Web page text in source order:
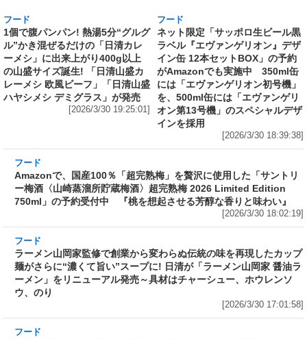
の山盛サイズ誕生! 「日清山盛カ
レーメシ 欧風ビーフ」「日清山盛
ハヤシメシ デミグラス」が発売
[2026/3/30 19:25:01]
がAmazonでも実施中 350ml缶
には「エヴァンゲリオン初号機」
を、500ml缶には「エヴァンゲリ
オン第13号機」のスペシャルデザ
インを採用
[2026/3/30 18:39:38]
フード
Amazonで、国産100％「超完熟梅」を贅沢に使
用した「サントリー梅酒〈山崎蒸溜所貯蔵梅
酒〉超完熟梅 2026 Limited Edition 750ml」の
わい』
[2026/3/30 18:02:19]
ラーメン山岡家監修で創業から変わらぬ伝統の
ープに! 日清が「ラーメン山岡家 醤油ラーメ
ン」をリニューアル発売～具材はチャーシュ
ー、ホウレンソウ、のり
フード
売上1本につき1円を熊本城災害復旧に寄付 Amazonで「サッポロ